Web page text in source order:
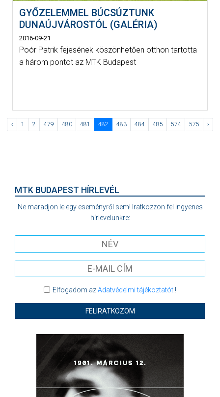
GYŐZELEMMEL BÚCSÚZTUNK
DUNAÚJVÁROSTÓL (GALÉRIA)
2016-09-21
Poór Patrik fejesének köszönhetően otthon tartotta
a három pontot az MTK Budapest
‹ 1 2 479 480 481 482 483 484 485 574 575 ›
MTK BUDAPEST HÍRLEVÉL
Ne maradjon le egy eseményről sem! Iratkozzon fel ingyenes
hírlevelünkre:
Elfogadom azAdatvédelmi tájékoztatót!
FELIRATKOZOM